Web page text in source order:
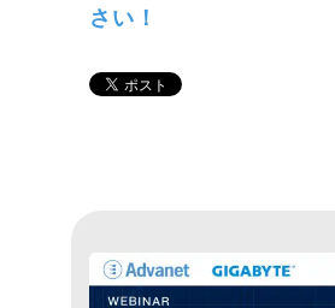
さい！